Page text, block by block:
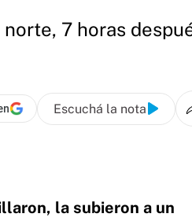
7 horas
Escuchá la nota
la subieron a un